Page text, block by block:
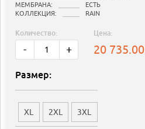
МЕМБРАНА:
ЕСТЬ
КОЛЛЕКЦИЯ:
RAIN
Количество:
- +
Цена:
20 735.00
Размер:
XL 2XL 3XL